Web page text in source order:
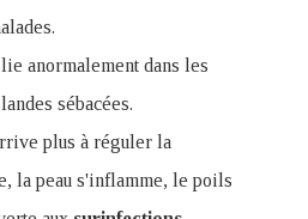
anormalement dans les
sébacées.
plus à réguler la
la peau s'inflamme, le poils